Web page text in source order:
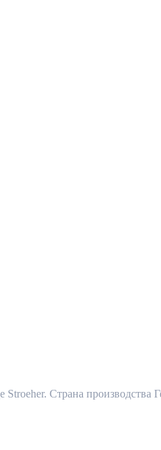
Страна производства